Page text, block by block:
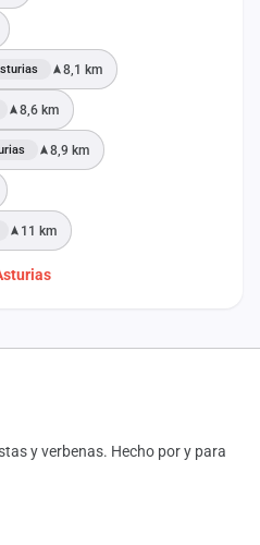
8,1 km
8,6 km
8,9 km
11 km
y verbenas. Hecho por y para